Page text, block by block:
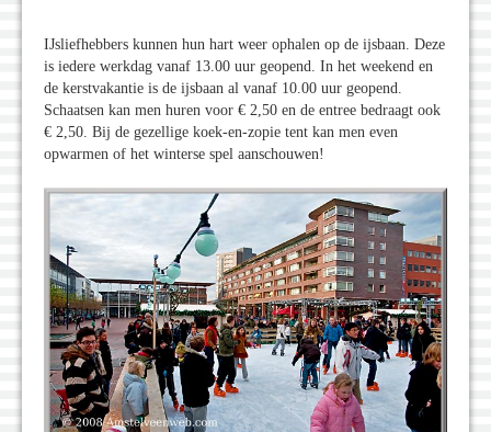
IJsliefhebbers kunnen hun hart weer ophalen op de ijsbaan. Deze
is iedere werkdag vanaf 13.00 uur geopend. In het weekend en
de kerstvakantie is de ijsbaan al vanaf 10.00 uur geopend.
Schaatsen kan men huren voor € 2,50 en de entree bedraagt ook
€ 2,50. Bij de gezellige koek-en-zopie tent kan men even
opwarmen of het winterse spel aanschouwen!